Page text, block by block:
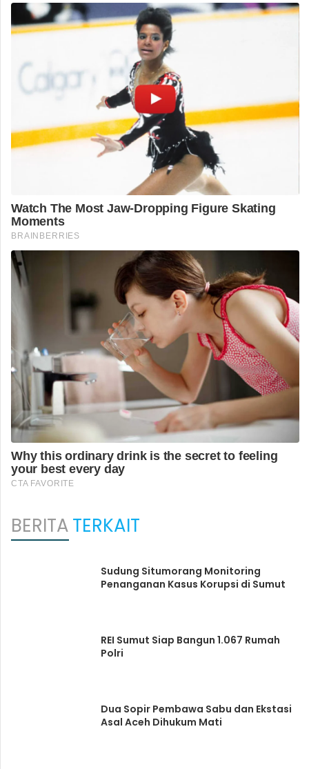
BERITATERKAIT
Sudung Situmorang Monitoring
Penanganan Kasus Korupsi di Sumut
REI Sumut Siap Bangun 1.067 Rumah
Polri
Dua Sopir Pembawa Sabu dan Ekstasi
Asal Aceh Dihukum Mati